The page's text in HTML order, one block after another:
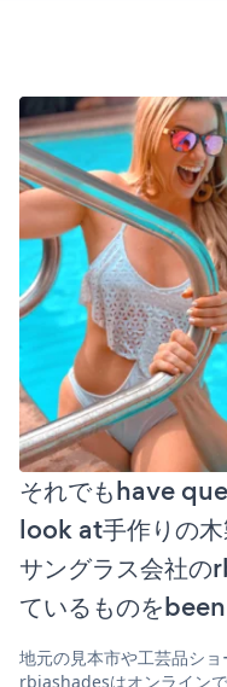
それでもhave
look at手作りの木
サングラス会社
ているものを
地元の見本市や工芸品シ
rbiashadesはオンライン